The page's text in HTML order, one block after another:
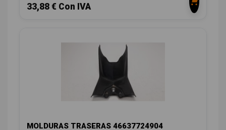
33,88 € Con IVA
MOLDURAS TRASERAS 46637724904